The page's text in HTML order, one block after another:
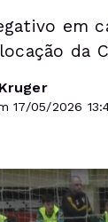
em
da
17/05/2026